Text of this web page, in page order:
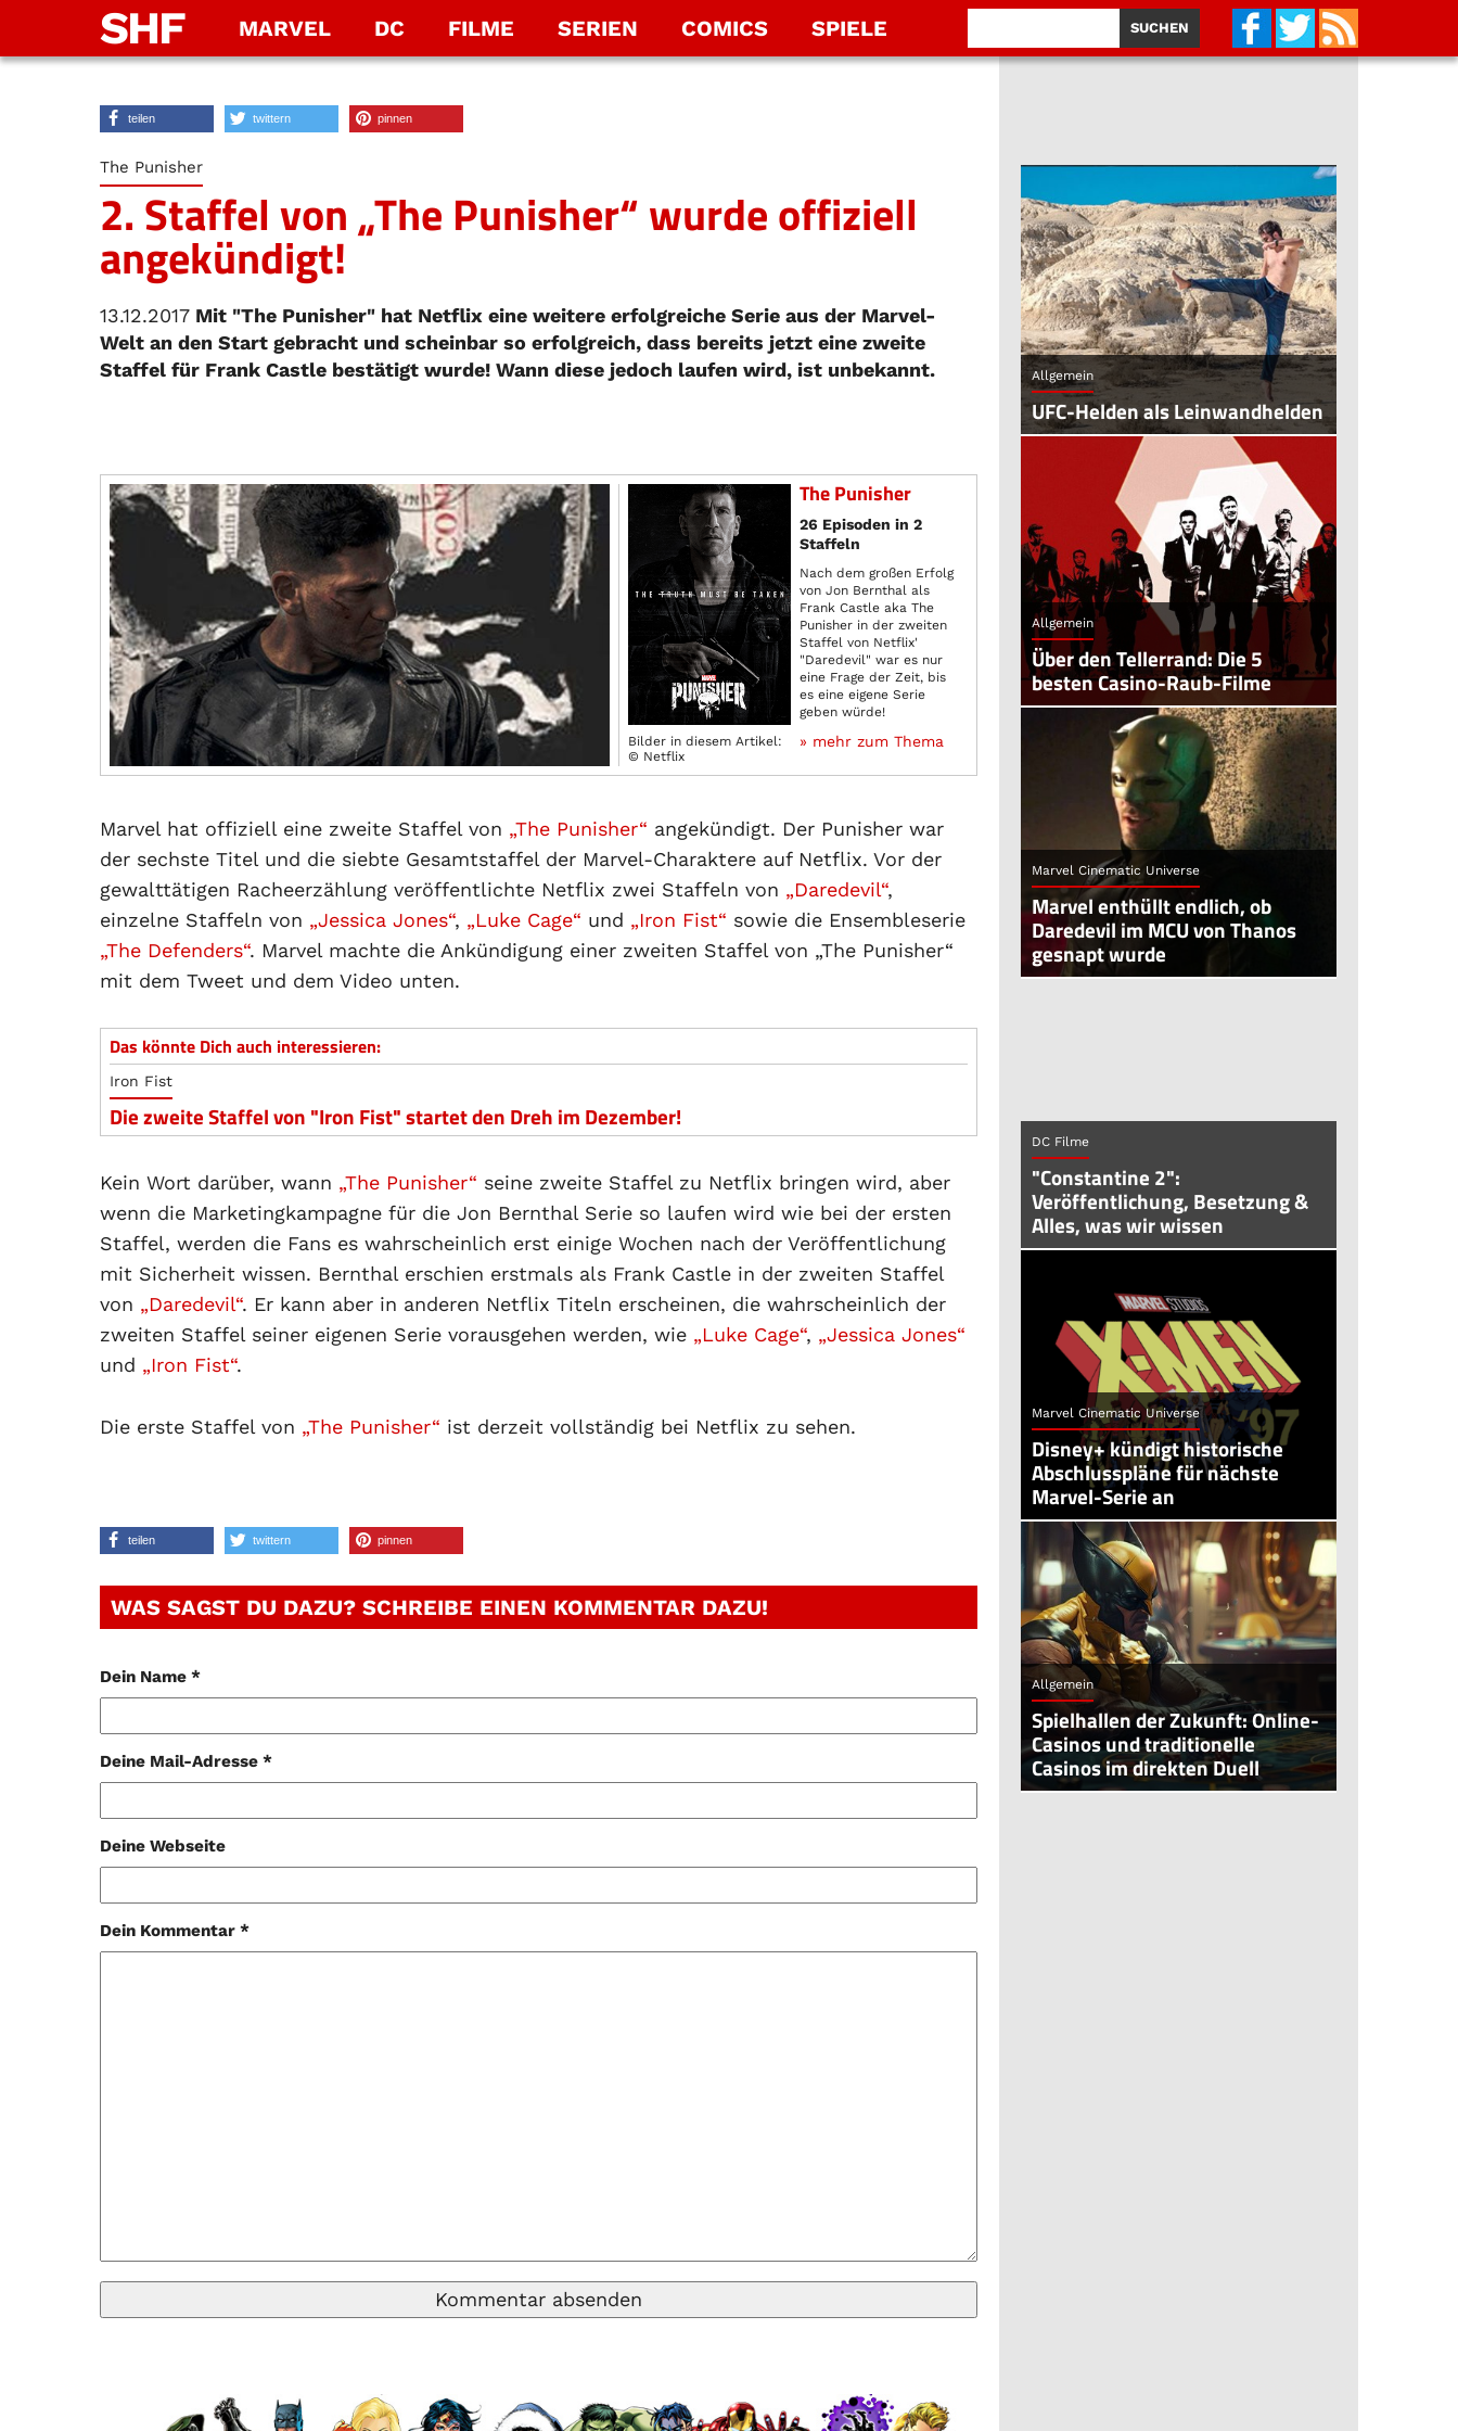
SHF MARVEL DC FILME SERIEN COMICS SPIELE
teilen twittern pinnen
The Punisher
2. Staffel von „The Punisher“ wurde offiziell
angekündigt!
13.12.2017 Mit "The Punisher" hat Netflix eine weitere erfolgreiche Serie aus der Marvel-
Welt an den Start gebracht und scheinbar so erfolgreich, dass bereits jetzt eine zweite
Staffel für Frank Castle bestätigt wurde! Wann diese jedoch laufen wird, ist unbekannt.
Bilder in diesem Artikel:
© Netflix
The Punisher
26 Episoden in 2
Staffeln
Nach dem großen Erfolg
von Jon Bernthal als
Frank Castle aka The
Punisher in der zweiten
Staffel von Netflix'
"Daredevil" war es nur
eine Frage der Zeit, bis
es eine eigene Serie
geben würde!
» mehr zum Thema
Marvel hat offiziell eine zweite Staffel von „The Punisher“ angekündigt. Der Punisher war
der sechste Titel und die siebte Gesamtstaffel der Marvel-Charaktere auf Netflix. Vor der
gewalttätigen Racheerzählung veröffentlichte Netflix zwei Staffeln von „Daredevil“,
einzelne Staffeln von „Jessica Jones“, „Luke Cage“ und „Iron Fist“ sowie die Ensembleserie
„The Defenders“. Marvel machte die Ankündigung einer zweiten Staffel von „The Punisher“
mit dem Tweet und dem Video unten.
Das könnte Dich auch interessieren:
Iron Fist
Die zweite Staffel von "Iron Fist" startet den Dreh im Dezember!
Kein Wort darüber, wann „The Punisher“ seine zweite Staffel zu Netflix bringen wird, aber
wenn die Marketingkampagne für die Jon Bernthal Serie so laufen wird wie bei der ersten
Staffel, werden die Fans es wahrscheinlich erst einige Wochen nach der Veröffentlichung
mit Sicherheit wissen. Bernthal erschien erstmals als Frank Castle in der zweiten Staffel
von „Daredevil“. Er kann aber in anderen Netflix Titeln erscheinen, die wahrscheinlich der
zweiten Staffel seiner eigenen Serie vorausgehen werden, wie „Luke Cage“, „Jessica Jones“
und „Iron Fist“.
Die erste Staffel von „The Punisher“ ist derzeit vollständig bei Netflix zu sehen.
teilen twittern pinnen
WAS SAGST DU DAZU? SCHREIBE EINEN KOMMENTAR DAZU!
Dein Name *
Deine Mail-Adresse *
Deine Webseite
Dein Kommentar *
Allgemein
UFC-Helden als Leinwandhelden
Allgemein
Über den Tellerrand: Die 5
besten Casino-Raub-Filme
Marvel Cinematic Universe
Marvel enthüllt endlich, ob
Daredevil im MCU von Thanos
gesnapt wurde
DC Filme
"Constantine 2":
Veröffentlichung, Besetzung &
Alles, was wir wissen
Marvel Cinematic Universe
Disney+ kündigt historische
Abschlusspläne für nächste
Marvel-Serie an
Allgemein
Spielhallen der Zukunft: Online-
Casinos und traditionelle
Casinos im direkten Duell